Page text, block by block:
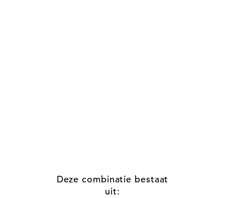
Deze combinatie bestaat
uit: